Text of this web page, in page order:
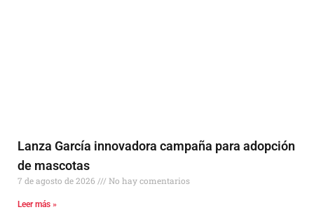
Lanza García innovadora campaña para adopción
de mascotas
7 de agosto de 2026 No hay comentarios
Leer más »